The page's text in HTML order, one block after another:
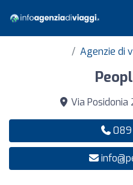
Agenzie di
Via Posidonia
089